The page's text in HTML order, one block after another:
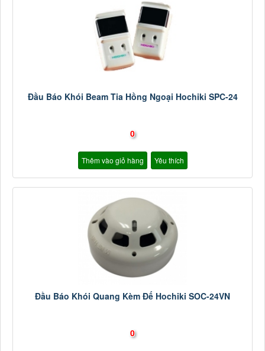
Đầu Báo Khói Beam Tia Hồng Ngoại Hochiki SPC-24
0
Thêm vào giỏ hàng Yêu thích
Đầu Báo Khói Quang Kèm Đế Hochiki SOC-24VN
0